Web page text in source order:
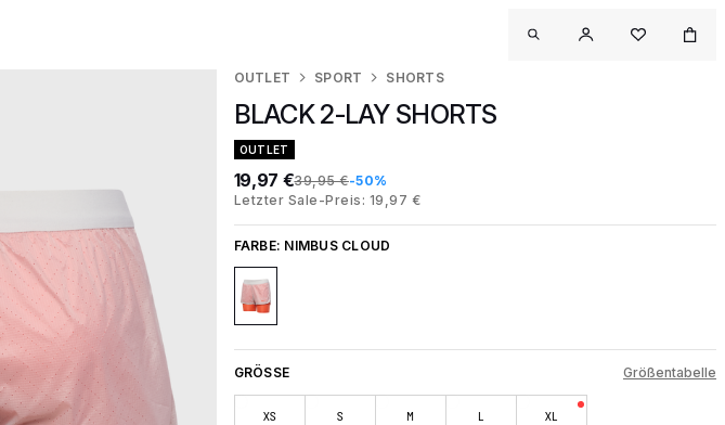
OUTLET SPORT SHORTS
BLACK 2-LAY SHORTS
OUTLET
19,97 €39,95 €-50%
Letzter Sale-Preis: 19,97 €
FARBE: NIMBUS CLOUD
GRÖSSE Größentabelle
XS S M L XL